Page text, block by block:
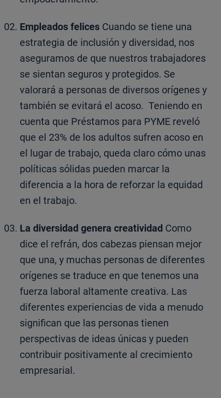
Empleados felices Cuando se tiene una
estrategia de inclusión y diversidad, nos
aseguramos de que nuestros trabajadores
se sientan seguros y protegidos. Se
valorará a personas de diversos orígenes y
también se evitará el acoso. Teniendo en
cuenta que Préstamos para PYME reveló
que el 23% de los adultos sufren acoso en
el lugar de trabajo, queda claro cómo unas
políticas sólidas pueden marcar la
diferencia a la hora de reforzar la equidad
en el trabajo.
La diversidad genera creatividad Como
dice el refrán, dos cabezas piensan mejor
que una, y muchas personas de diferentes
orígenes se traduce en que tenemos una
fuerza laboral altamente creativa. Las
diferentes experiencias de vida a menudo
significan que las personas tienen
perspectivas de ideas únicas y pueden
contribuir positivamente al crecimiento
empresarial.